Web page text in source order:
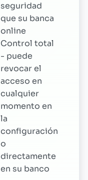
seguridad
que su banca
online
Control total
- puede
revocar el
acceso en
cualquier
momento en
la
configuración
o
directamente
en su banco